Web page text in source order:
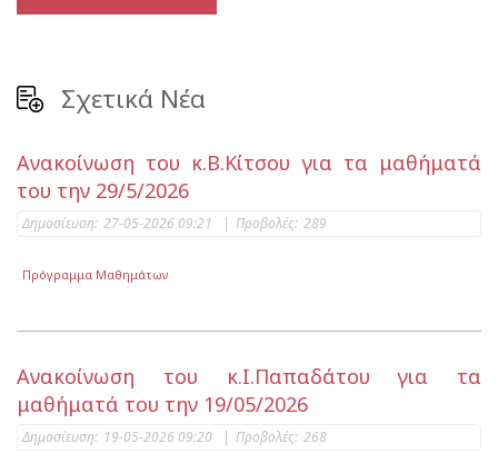
Σχετικά Νέα
Ανακοίνωση του κ.Β.Κίτσου για τα μαθήματά
του την 29/5/2026
Δημοσίευση: 27-05-2026 09:21 | Προβολές: 289
Πρόγραμμα Μαθημάτων
Ανακοίνωση του κ.Ι.Παπαδάτου για τα
μαθήματά του την 19/05/2026
Δημοσίευση: 19-05-2026 09:20 | Προβολές: 268